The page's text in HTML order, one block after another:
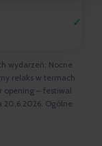
✓
wydarzeń: Nocne
relaks w termach
opening – festiwal
20.6.2026. Ogólne